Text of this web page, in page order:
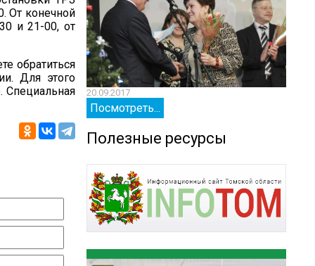
От конечной
и 21-00, от
обратиться
Для этого
Специальная
20.09.2017
Посмотреть...
Полезные ресурсы